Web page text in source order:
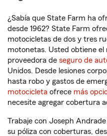
¿Sabía que State Farm ha
desde 1962? State Farm
motocicletas de dos y tres
motonetas. Usted obtiene el
proveedora de seguro de
Unidos. Desde lesiones
hasta robo y gastos de
motocicleta ofrece más
necesite agregar cobertura
Trabaje con Joseph
su póliza con coberturas,